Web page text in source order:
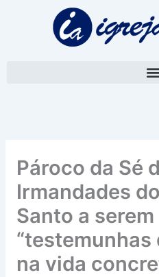
Pároco da Sé
Irmandades
Santo a serem
“testemunhas
na vida